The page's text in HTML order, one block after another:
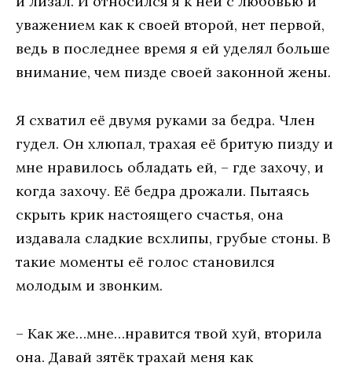
уважением как к своей второй, нет первой,
ведь в последнее время я ей уделял больше
внимание, чем пизде своей законной жены.
Я схватил её двумя руками за бедра. Член
гудел. Он хлюпал, трахая её бритую пизду и
мне нравилось обладать ей, – где захочу, и
когда захочу. Её бедра дрожали. Пытаясь
скрыть крик настоящего счастья, она
издавала сладкие всхлипы, грубые стоны. В
такие моменты её голос становился
молодым и звонким.
– Как же…мне…нравится твой хуй, вторила
она. Давай зятёк трахай меня как